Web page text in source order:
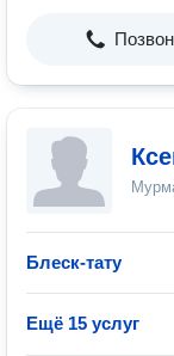
Блеск-тату
Ещё 15 услуг